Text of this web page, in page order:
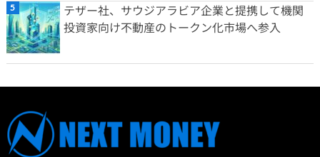
テザー社、サウジアラビア企業と提携して機関
投資家向け不動産のトークン化市場へ参入